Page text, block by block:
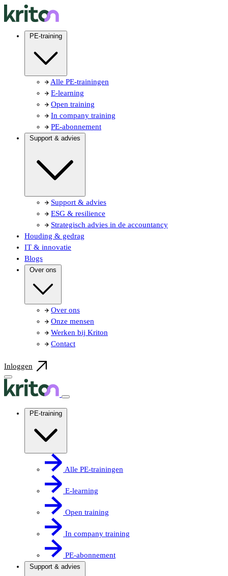
PE-training
Alle PE-trainingen
E-learning
Open training
In company training
PE-abonnement
Support & advies
Support & advies
ESG & resilience
Strategisch advies in de accountancy
Houding & gedrag
IT & innovatie
Blogs
Over ons
Over ons
Onze mensen
Werken bij Kriton
Contact
Inloggen
PE-training
Alle PE-trainingen
E-learning
Open training
In company training
PE-abonnement
Support & advies